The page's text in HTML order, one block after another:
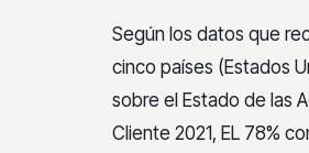
Según los datos que
cinco países (Estados
sobre el Estado de las
Cliente 2021, EL 78%